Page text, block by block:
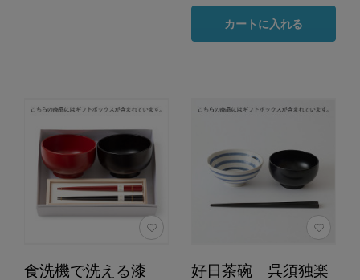
カートに入れる
食洗機で洗える漆
好日茶碗 呉須独楽